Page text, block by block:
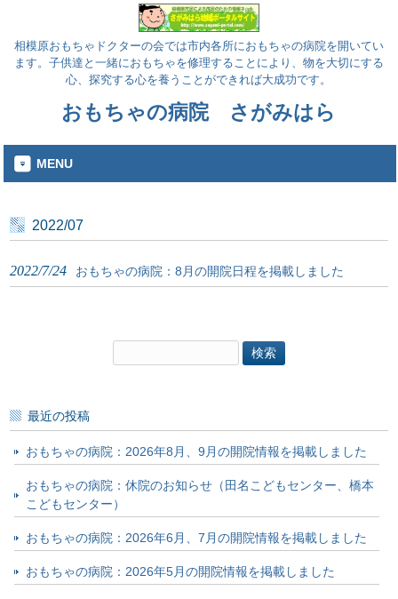
相模原おもちゃドクターの会では市内各所におもちゃの病院を開いてい
ます。子供達と一緒におもちゃを修理することにより、物を大切にする
心、探究する心を養うことができれば大成功です。
おもちゃの病院 さがみはら
MENU
2022/07
2022/7/24 おもちゃの病院：8月の開院日程を掲載しました
索:
最近の投稿
おもちゃの病院：2026年8月、9月の開院情報を掲載しました
おもちゃの病院：休院のお知らせ（田名こどもセンター、橋本
こどもセンター）
おもちゃの病院：2026年6月、7月の開院情報を掲載しました
おもちゃの病院：2026年5月の開院情報を掲載しました